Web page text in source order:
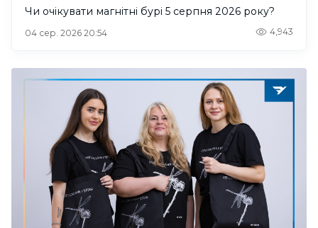
Чи очікувати магнітні бурі 5 серпня 2026 року?
04 сер. 2026 20:54 4,943